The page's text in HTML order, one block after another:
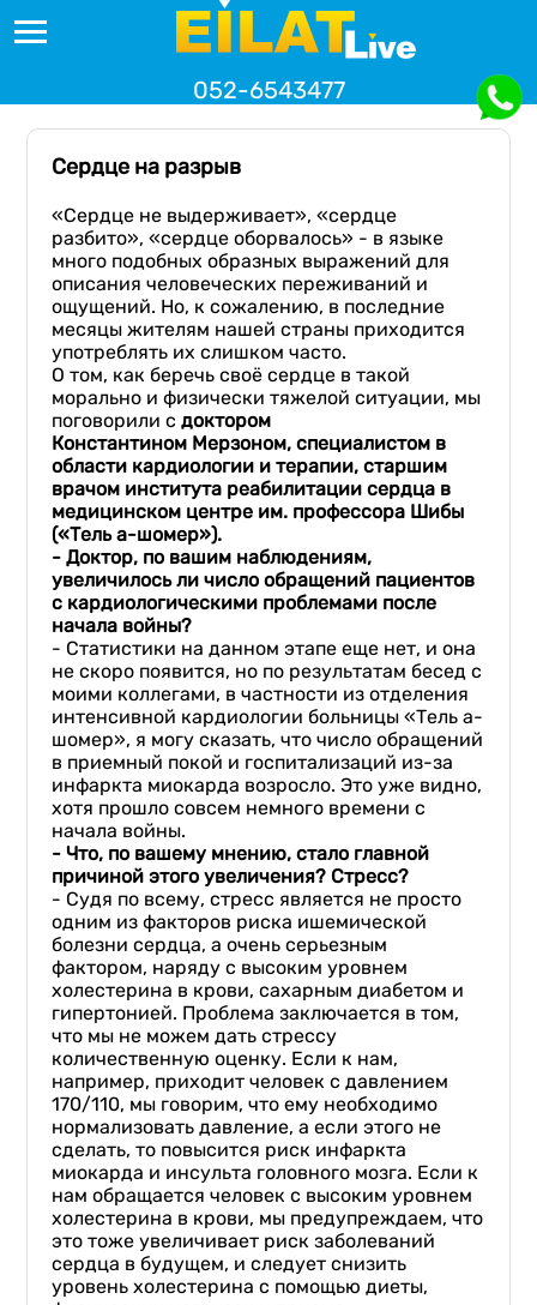
052-6543477
Сердце на разрыв
«Сердце не выдерживает», «сердце
разбито», «сердце оборвалось» - в языке
много подобных образных выражений для
описания человеческих переживаний и
ощущений. Но, к сожалению, в последние
месяцы жителям нашей страны приходится
употреблять их слишком часто.
О том, как беречь своё сердце в такой
морально и физически тяжелой ситуации, мы
поговорили сдоктором
Константином Мерзоном, специалистом в
области кардиологии и терапии,старшим
врачом института реабилитации сердца в
медицинском центре им. профессора Шибы
(«Тель а-шомер»).
- Доктор, по вашим наблюдениям,
увеличилось ли число обращений пациентов
с кардиологическими проблемами после
начала войны?
- Статистики на данном этапе еще нет, и она
не скоро появится, но по результатам бесед с
моими коллегами, в частности из отделения
интенсивной кардиологии больницы «Тель а-
шомер», я могу сказать, что число обращений
в приемный покой и госпитализаций из-за
инфаркта миокарда возросло. Это уже видно,
хотя прошло совсем немного времени с
начала войны.
-Что, по вашему мнению, стало главной
причинойэтого увеличения? Стресс?
- Судя по всему, стресс является не просто
одним из факторов риска ишемической
болезни сердца, а очень серьезным
фактором, наряду с высоким уровнем
холестерина в крови, сахарным диабетом и
гипертонией. Проблема заключается в том,
что мы не можем дать стрессу
количественную оценку. Если к нам,
например, приходит человек с давлением
170/110, мы говорим, что ему необходимо
нормализовать давление, а если этого не
сделать, то повысится риск инфаркта
миокарда и инсульта головного мозга. Если к
нам обращается человек с высоким уровнем
холестерина в крови, мы предупреждаем, что
это тоже увеличивает риск заболеваний
сердца в будущем, и следует снизить
уровень холестерина с помощью диеты,